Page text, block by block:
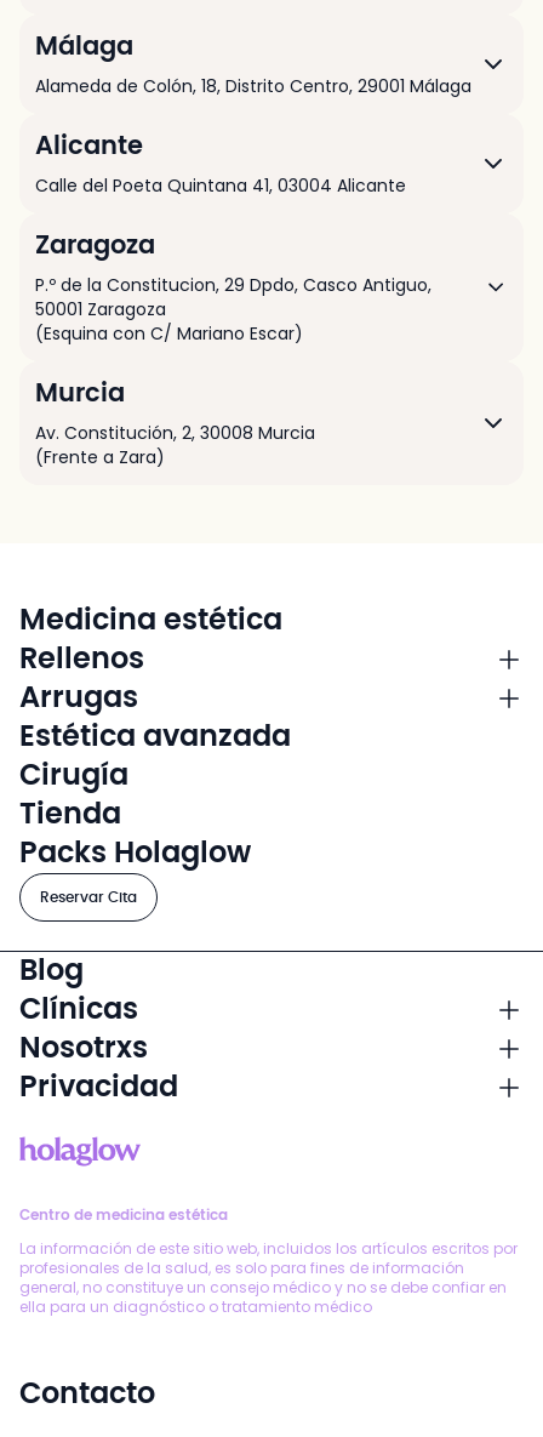
Málaga
Alameda de Colón, 18, Distrito Centro, 29001 Málaga
Alicante
Calle del Poeta Quintana 41, 03004 Alicante
Zaragoza
P.º de la Constitucion, 29 Dpdo, Casco Antiguo,
50001 Zaragoza
(Esquina con C/ Mariano Escar)
Murcia
Av. Constitución, 2, 30008 Murcia
(Frente a Zara)
Centro de medicina estética
La información de este sitio web, incluidos los artículos escritos por
profesionales de la salud, es solo para fines de información
general, no constituye un consejo médico y no se debe confiar en
ella para un diagnóstico o tratamiento médico
Contacto
Medicina estética
Rellenos
Arrugas
Estética avanzada
Cirugía
Tienda
Packs Holaglow
Reservar Cita
Blog
Clínicas
Nosotrxs
Privacidad